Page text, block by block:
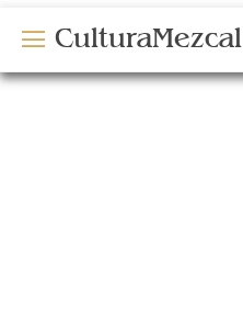
CulturaMezcal